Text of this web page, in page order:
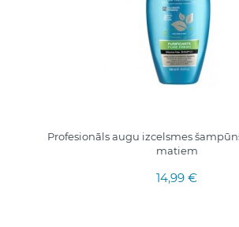
Profesionāls augu izcelsmes
matiem
14,99 €